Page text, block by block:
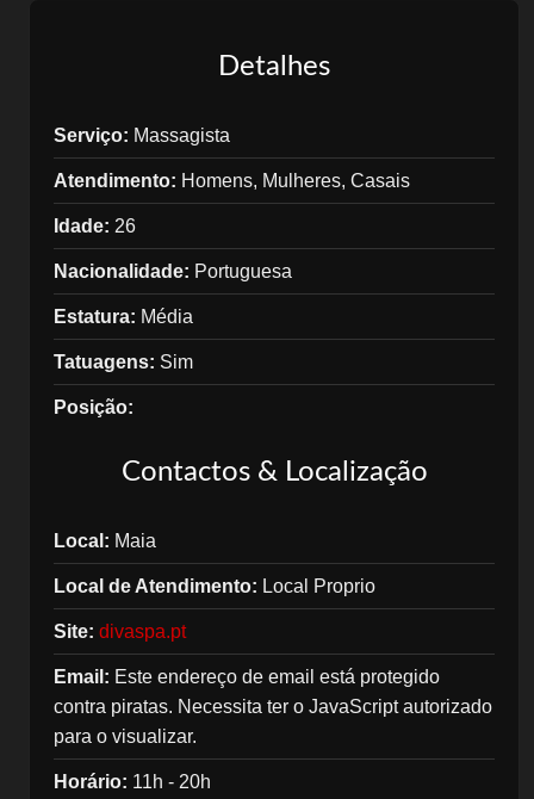
Detalhes
Serviço: Massagista
Atendimento: Homens, Mulheres, Casais
Idade: 26
Nacionalidade: Portuguesa
Estatura: Média
Tatuagens: Sim
Posição:
Contactos & Localização
Local: Maia
Local de Atendimento: Local Proprio
Site: divaspa.pt
Email: Este endereço de email está protegido
contra piratas. Necessita ter o JavaScript autorizado
para o visualizar.
Horário: 11h - 20h